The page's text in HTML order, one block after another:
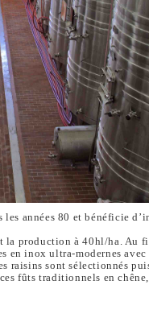
années 80 et bénéficie
production à 40hl/ha. Au
en inox ultra-modernes
raisins sont sélectionnés
fûts traditionnels en